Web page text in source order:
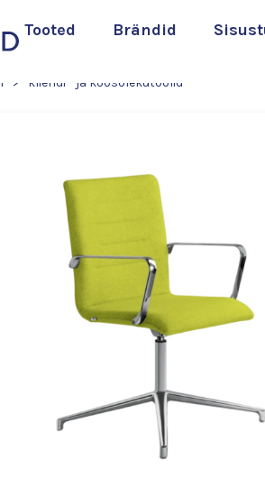
Tooted Brändid
> kliendi - ja koosolekutoolid